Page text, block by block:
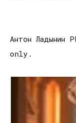
Антон Ладынин
only.